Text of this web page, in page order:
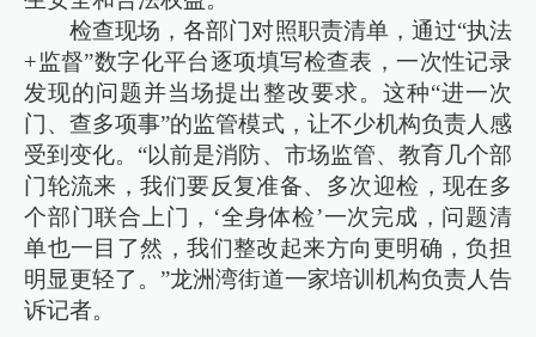
检查现场，各部门对照职责清单，通过“执法
+监督”数字化平台逐项填写检查表，一次性记录
发现的问题并当场提出整改要求。这种“进一次
门、查多项事”的监管模式，让不少机构负责人感
受到变化。“以前是消防、市场监管、教育几个部
门轮流来，我们要反复准备、多次迎检，现在多
个部门联合上门，‘全身体检’一次完成，问题清
单也一目了然，我们整改起来方向更明确，负担
明显更轻了。”龙洲湾街道一家培训机构负责人告
诉记者。